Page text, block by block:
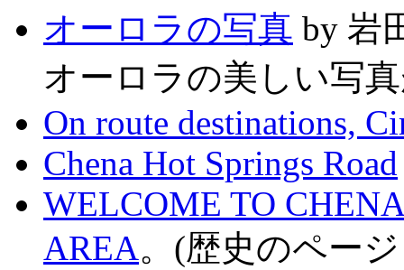
オーロラの写真 by 岩
オーロラの美しい写
On route destinations,
Chena Hot Springs Road
WELCOME TO
AREA。(歴史のペー